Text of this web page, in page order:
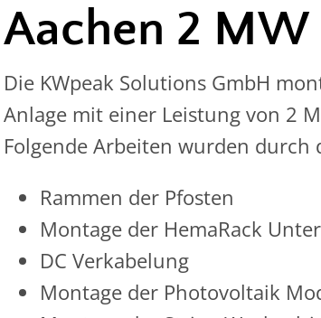
Aachen 2 MW
Die KWpeak Solutions GmbH
Anlage mit einer Leistung von 2
Folgende Arbeiten wurden durch
Rammen der Pfosten
Montage der HemaRack
DC Verkabelung
Montage der Photovoltaik